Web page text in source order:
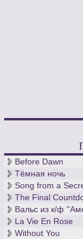
Before Dawn
Тёмная ночь
Song from a
The Final
Вальс из к/ф
La Vie En Rose
Without You